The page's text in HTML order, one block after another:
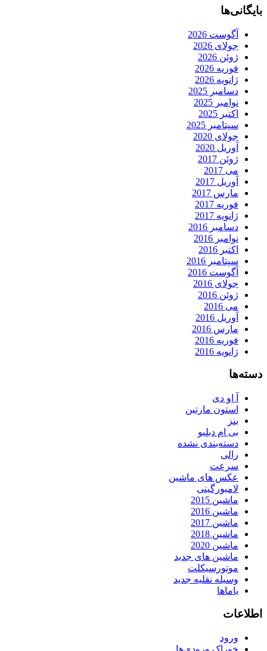
بایگانی‌ها
آگوست 2026
جولای 2026
ژوئن 2026
فوریه 2026
ژانویه 2026
دسامبر 2025
نوامبر 2025
اکتبر 2025
سپتامبر 2025
جولای 2020
آوریل 2020
ژوئن 2017
می 2017
آوریل 2017
مارس 2017
فوریه 2017
ژانویه 2017
دسامبر 2016
نوامبر 2016
اکتبر 2016
سپتامبر 2016
آگوست 2016
جولای 2016
ژوئن 2016
می 2016
آوریل 2016
مارس 2016
فوریه 2016
ژانویه 2016
دسته‌ها
آ او دی
استون مارتین
بنز
بی ام دبلیو
دسته‌بندی نشده
رالی
سرعت
عکس های ماشین
لامبورگینی
ماشین 2015
ماشین 2016
ماشین 2017
ماشین 2018
ماشین 2020
ماشین های جدید
موتورسیکلت
وسیله نقلیه جدید
یاماها
اطلاعات
ورود
خوراک ورودی‌ها